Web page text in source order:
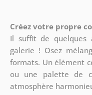
Créez votre propre
Il suffit de quelques
galerie ! Osez
formats. Un élément
ou une palette de
atmosphère